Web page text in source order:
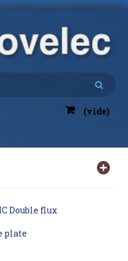
(vide)
Double flux
plate